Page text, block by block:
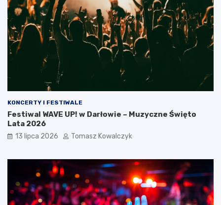
KONCERTY I FESTIWALE
Festiwal WAVE UP! w Darłowie – Muzyczne Święto
Lata 2026
13 lipca 2026 Tomasz Kowalczyk